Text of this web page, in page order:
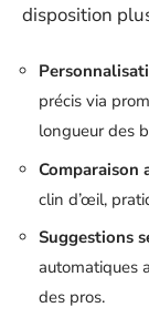
disposition
précis via
longueur des
Comparaison
clin d’œil,
Suggestions
automatiques
des pros.